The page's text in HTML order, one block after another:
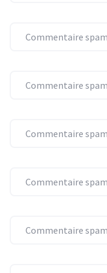
Commentaire
Commentaire
Commentaire
Commentaire
Commentaire